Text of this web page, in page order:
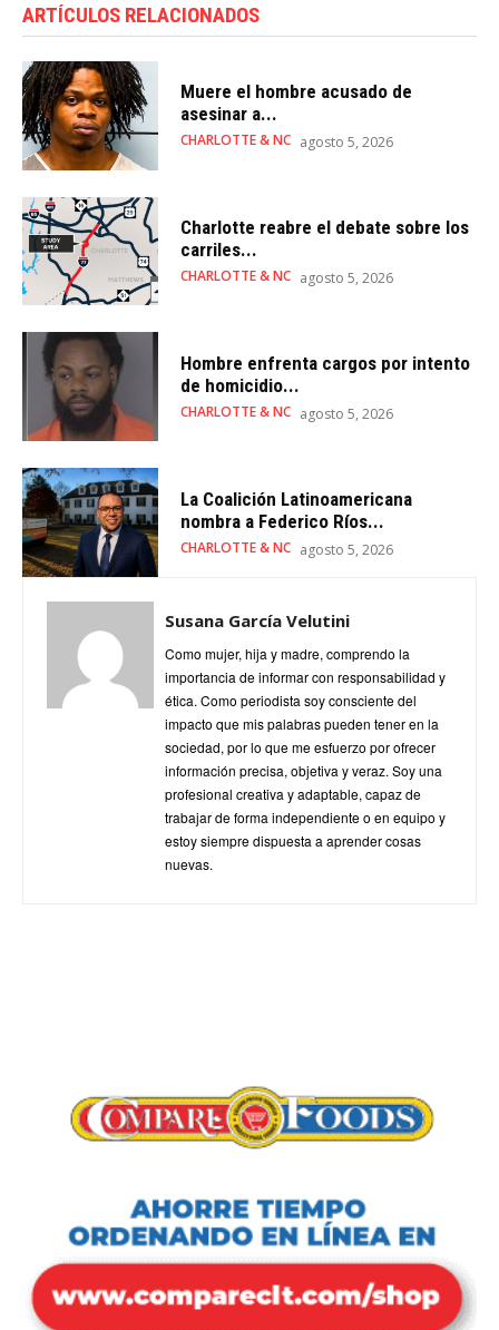
ARTÍCULOS RELACIONADOS
Muere el hombre acusado de
asesinar a...
CHARLOTTE & NC agosto 5, 2026
Charlotte reabre el debate sobre los
carriles...
CHARLOTTE & NC agosto 5, 2026
Hombre enfrenta cargos por intento
de homicidio...
CHARLOTTE & NC agosto 5, 2026
La Coalición Latinoamericana
nombra a Federico Ríos...
CHARLOTTE & NC agosto 5, 2026
Susana García Velutini
Como mujer, hija y madre, comprendo la
importancia de informar con responsabilidad y
ética. Como periodista soy consciente del
impacto que mis palabras pueden tener en la
sociedad, por lo que me esfuerzo por ofrecer
información precisa, objetiva y veraz. Soy una
profesional creativa y adaptable, capaz de
trabajar de forma independiente o en equipo y
estoy siempre dispuesta a aprender cosas
nuevas.